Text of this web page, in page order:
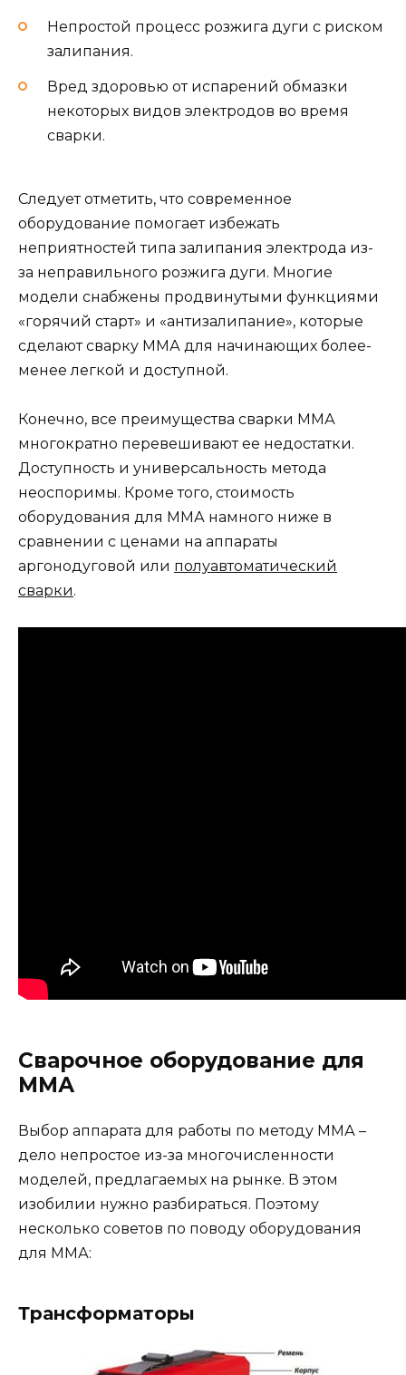
Непростой процесс розжига дуги с риском
залипания.
Вред здоровью от испарений обмазки
некоторых видов электродов во время
сварки.
Следует отметить, что современное
оборудование помогает избежать
неприятностей типа залипания электрода из-
за неправильного розжига дуги. Многие
модели снабжены продвинутыми функциями
«горячий старт» и «антизалипание», которые
сделают сварку ММА для начинающих более-
менее легкой и доступной.
Конечно, все преимущества сварки ММА
многократно перевешивают ее недостатки.
Доступность и универсальность метода
неоспоримы. Кроме того, стоимость
оборудования для ММА намного ниже в
сравнении с ценами на аппараты
аргонодуговой или полуавтоматический
сварки.
Сварочное оборудование для
ММА
Выбор аппарата для работы по методу ММА –
дело непростое из-за многочисленности
моделей, предлагаемых на рынке. В этом
изобилии нужно разбираться. Поэтому
несколько советов по поводу оборудования
для ММА:
Трансформаторы